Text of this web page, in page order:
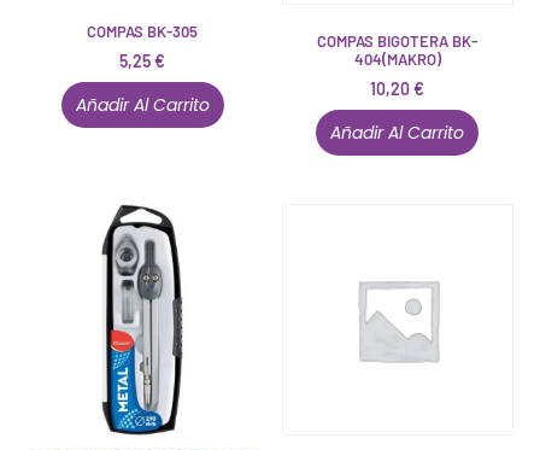
COMPAS BK-305
5,25€
Añadir Al Carrito
COMPAS BIGOTERA BK-
404(MAKRO)
10,20€
Añadir Al Carrito